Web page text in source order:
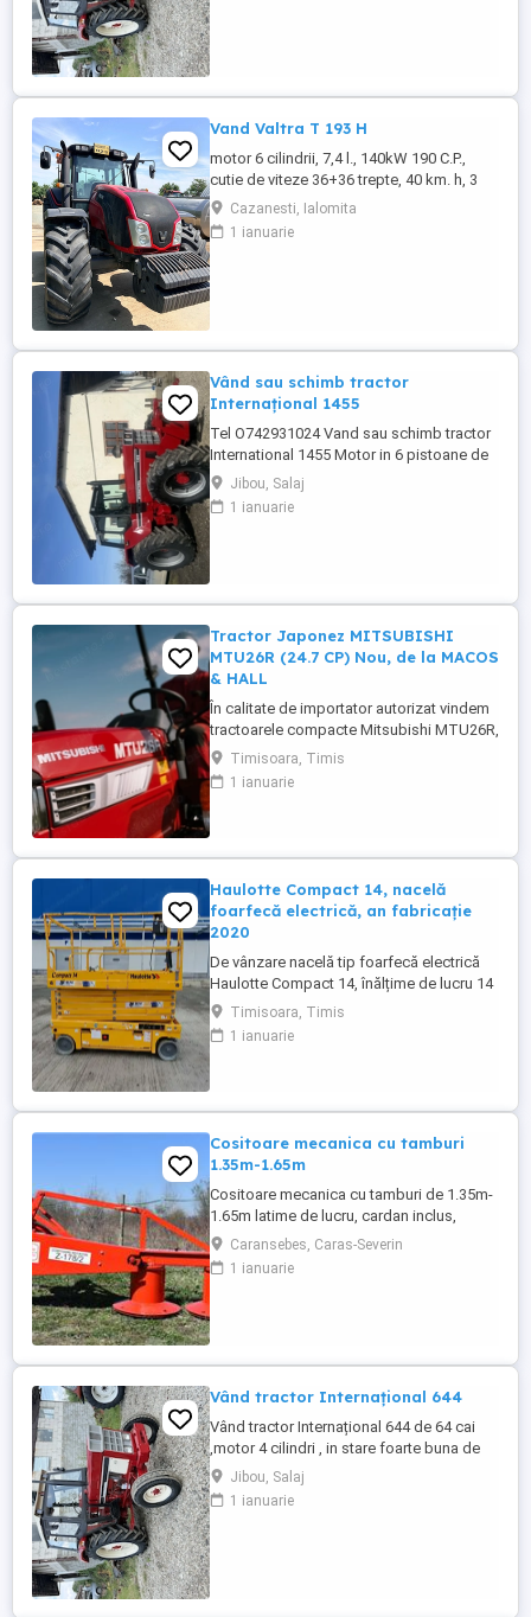
Vand Valtra T 193 H
motor 6 cilindrii, 7,4 l., 140kW 190 C.P.,
cutie de viteze 36+36 trepte, 40 km. h, 3
prize hidraulice, 650 65 r 42 spate, 540 65 r
30, 6.240 ore, an 2013, TVA inclus în preț.
Cazanesti, Ialomita
1 ianuarie
Vând sau schimb tractor
Internațional 1455
Tel O742931024 Vand sau schimb tractor
International 1455 Motor in 6 pistoane de
145 cai cu turbo Cilindru ajutător la ridicare
Tiranti față Cauciucuri in stare foarte buna
Tractorul se afla intr-o stare foarte buna,
Jibou, Salaj
1 ianuarie
Tractor Japonez MITSUBISHI
MTU26R (24.7 CP) Nou, de la MACOS
& HALL
În calitate de importator autorizat vindem
tractoarele compacte Mitsubishi MTU26R,
un tractor proiectat și fabricat integral în
Japonia, recunoscut pentru fiabilitatea sa
legendară și eficiența în spații restrânse.
MTU26R ...
Timisoara, Timis
1 ianuarie
Haulotte Compact 14, nacelă
foarfecă electrică, an fabricație
2020
De vânzare nacelă tip foarfecă electrică
Haulotte Compact 14, înălțime de lucru 14
m, an fabricație 2020, ore funcționare 570,
stare foarte bună de funcționarepreț 7000
euro +TVA
Timisoara, Timis
1 ianuarie
Cositoare mecanica cu tamburi
1.35m-1.65m
Cositoare mecanica cu tamburi de 1.35m-
1.65m latime de lucru, cardan inclus,
prelata, cheie de cutite Transport in toate
judetele
Caransebes, Caras-Severin
1 ianuarie
Vând tractor Internațional 644
Vând tractor Internațional 644 de 64 cai
,motor 4 cilindri , in stare foarte buna de
functionare, cutie de viteze mecanica cu 2
manete ,ambreiaj priza, cauciucuri in stare
bună ,fara defecte, revizie facuta,
Jibou, Salaj
1 ianuarie